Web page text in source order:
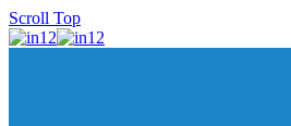
Scroll Top